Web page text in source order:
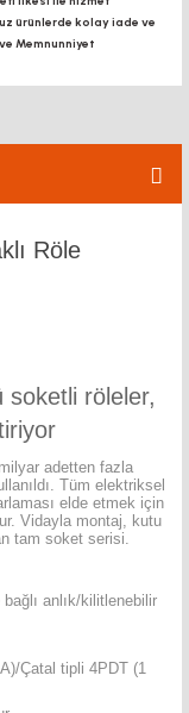
ürünlerde kolay iade ve
Memnunniyet
Röle
soketli röleler,
adetten fazla
Tüm elektriksel
elde etmek için
Vidayla montaj, kutu
tam soket serisi.
anlık/kilitlenebilir
Çatal tipli 4PDT (1